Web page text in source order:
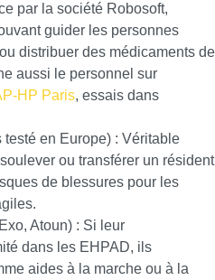
par la société Robosoft,
guider les personnes
distribuer des médicaments de
aussi le personnel sur
HP Paris, essais dans
en Europe) : Véritable
ou transférer un résident
de blessures pour les
Atoun) : Si leur
dans les EHPAD, ils
aides à la marche ou à la